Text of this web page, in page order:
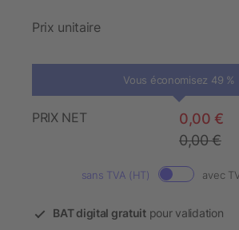
Prix unitaire
Vous économisez 49 %
PRIX NET
0,00 €
0,00 €
sans TVA (HT) avec
BAT digital gratuitpour validation